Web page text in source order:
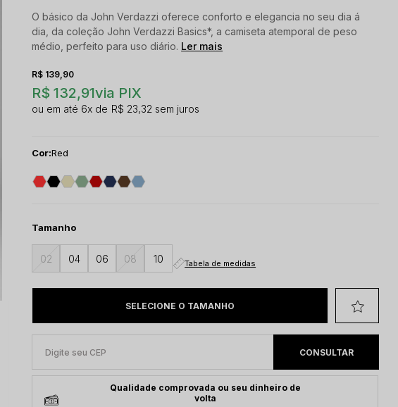
O básico da John Verdazzi oferece conforto e elegancia no seu dia á
dia, da coleção John Verdazzi Basics*, a camiseta atemporal de peso
médio, perfeito para uso diário. Ler mais
R$ 132,91via PIX
R$ 139,90
6x R$ 23,32 sem juros
Cor:Red
Tamanho
02 04 06 08 10 Tabela de medidas
Qualidade comprovada ou seu dinheiro de
volta